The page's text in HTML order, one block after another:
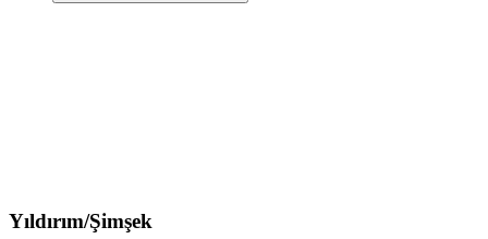
Yıldırım/Şimşek